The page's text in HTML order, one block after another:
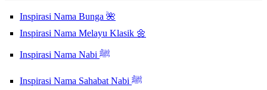
Inspirasi Nama Bunga 🌺
Inspirasi Nama Melayu Klasik 🌼
Inspirasi Nama Nabi ﷺ
Inspirasi Nama Sahabat Nabi ﷺ